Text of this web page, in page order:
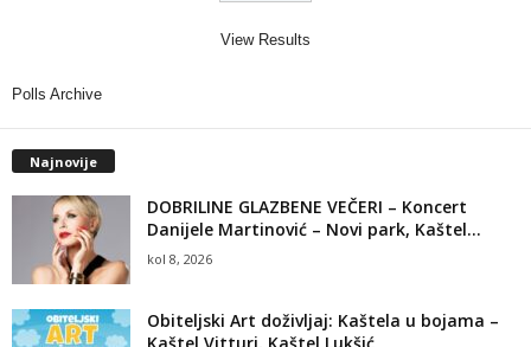
View Results
Polls Archive
Najnovije
DOBRILINE GLAZBENE VEČERI – Koncert
Danijele Martinović – Novi park, Kaštel...
kol 8, 2026
Obiteljski Art doživljaj: Kaštela u bojama –